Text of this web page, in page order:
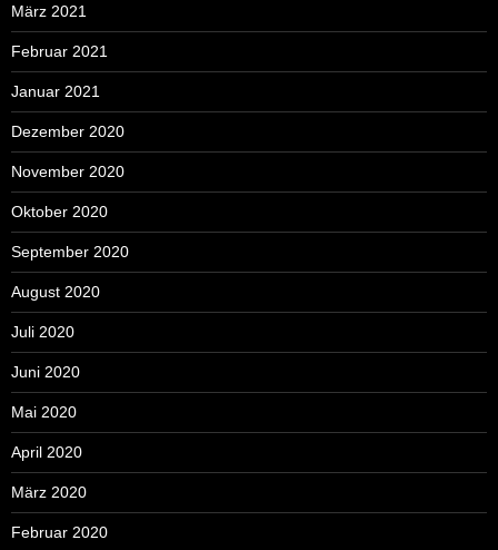
März 2021
Februar 2021
Januar 2021
Dezember 2020
November 2020
Oktober 2020
September 2020
August 2020
Juli 2020
Juni 2020
Mai 2020
April 2020
März 2020
Februar 2020